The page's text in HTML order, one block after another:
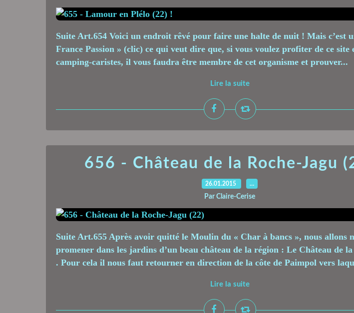
Suite Art.654 Voici un endroit rêvé pour faire une halte de nuit ! Mais c’est
France Passion » (clic) ce qui veut dire que, si vous voulez profiter de ce site
camping-caristes, il vous faudra être membre de cet organisme et prouver...
Lire la suite
656 - Château de la Roche-Jagu
26.01.2015 …
Par Claire-Cerise
Suite Art.655 Après avoir quitté le Moulin du « Char à bancs », nous allons
promener dans les jardins d’un beau château de la région : Le Château de
. Pour cela il nous faut retourner en direction de la côte de Paimpol vers
Lire la suite